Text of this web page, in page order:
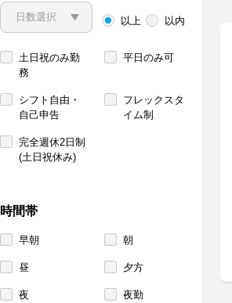
以上 以内
土日祝のみ勤
務
平日のみ可
シフト自由・
自己申告
フレックスタ
イム制
完全週休2日制
(土日祝休み)
時間帯
早朝 朝
昼 夕方
夜 夜勤